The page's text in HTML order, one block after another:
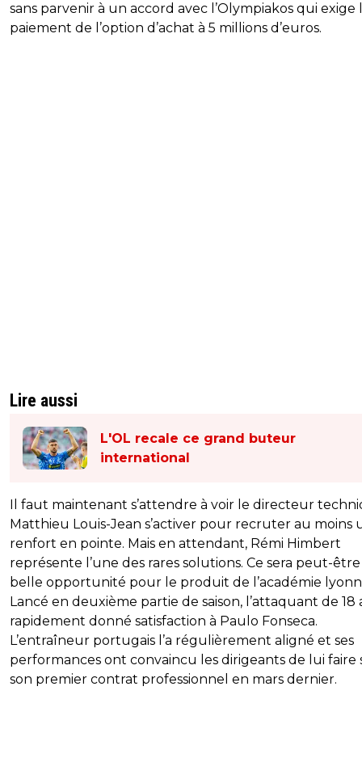
sans parvenir à un accord avec l’Olympiakos qui exige
paiement de l’option d’achat à 5 millions d’euros.
Lire aussi
L'OL recale ce grand buteur
international
Il faut maintenant s’attendre à voir le directeur
Matthieu Louis-Jean s’activer pour recruter au moins
renfort en pointe. Mais en attendant, Rémi Himbert
représente l’une des rares solutions. Ce sera peut-
belle opportunité pour le produit de l’académie
Lancé en deuxième partie de saison, l’attaquant de 18
rapidement donné satisfaction à Paulo Fonseca.
L’entraîneur portugais l’a régulièrement aligné et ses
performances ont convaincu les dirigeants de lui faire
son premier contrat professionnel en mars dernier.